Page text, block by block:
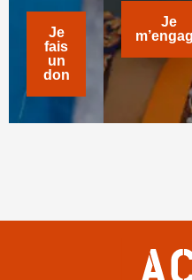
Je
fais
un
don
Je